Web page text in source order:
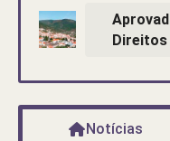
Direitos
Notícias